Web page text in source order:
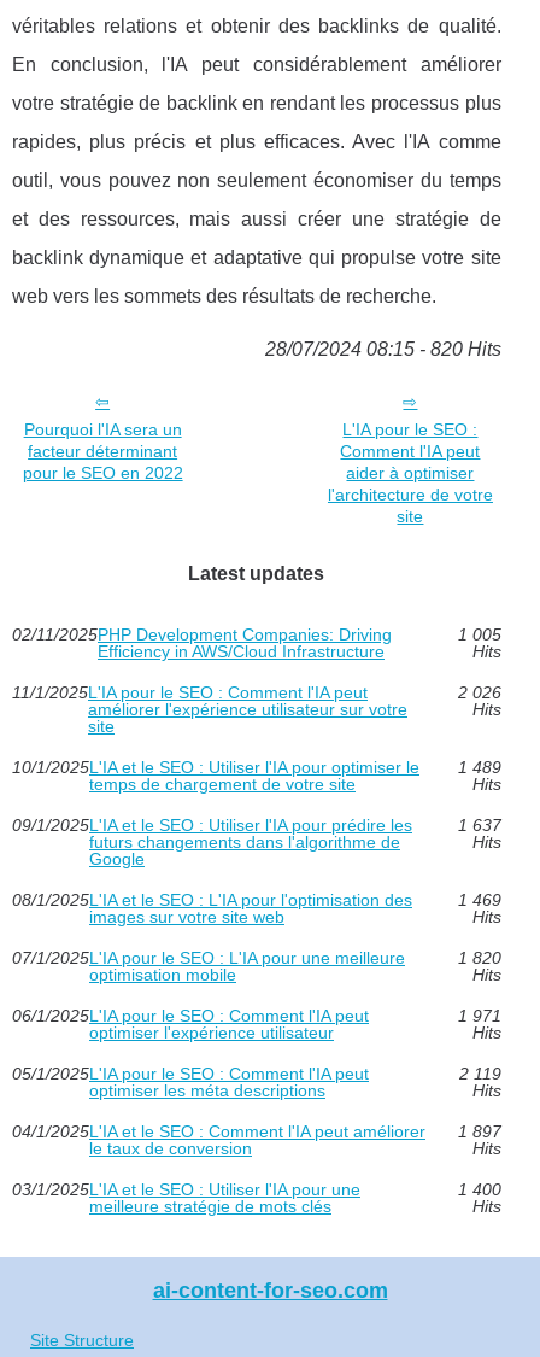
véritables relations et obtenir des backlinks de qualité.
En conclusion, l'IA peut considérablement améliorer
votre stratégie de backlink en rendant les processus plus
rapides, plus précis et plus efficaces. Avec l'IA comme
outil, vous pouvez non seulement économiser du temps
et des ressources, mais aussi créer une stratégie de
backlink dynamique et adaptative qui propulse votre site
web vers les sommets des résultats de recherche.
28/07/2024 08:15 - 820 Hits
Pourquoi l'IA sera un
facteur déterminant
pour le SEO en 2022
L'IA pour le SEO :
Comment l'IA peut
aider à optimiser
l'architecture de votre
site
Latest updates
02/11/2025PHP Development Companies: Driving
Efficiency in AWS/Cloud Infrastructure
1 005
Hits
11/1/2025L'IA pour le SEO : Comment l'IA peut
améliorer l'expérience utilisateur sur votre
site
2 026
Hits
10/1/2025L'IA et le SEO : Utiliser l'IA pour optimiser le
temps de chargement de votre site
1 489
Hits
09/1/2025L'IA et le SEO : Utiliser l'IA pour prédire les
futurs changements dans l'algorithme de
Google
1 637
Hits
08/1/2025L'IA et le SEO : L'IA pour l'optimisation des
images sur votre site web
1 469
Hits
07/1/2025L'IA pour le SEO : L'IA pour une meilleure
optimisation mobile
1 820
Hits
06/1/2025L'IA pour le SEO : Comment l'IA peut
optimiser l'expérience utilisateur
1 971
Hits
05/1/2025L'IA pour le SEO : Comment l'IA peut
optimiser les méta descriptions
2 119
Hits
04/1/2025L'IA et le SEO : Comment l'IA peut améliorer
le taux de conversion
1 897
Hits
03/1/2025L'IA et le SEO : Utiliser l'IA pour une
meilleure stratégie de mots clés
1 400
Hits
ai-content-for-seo.com
Site Structure